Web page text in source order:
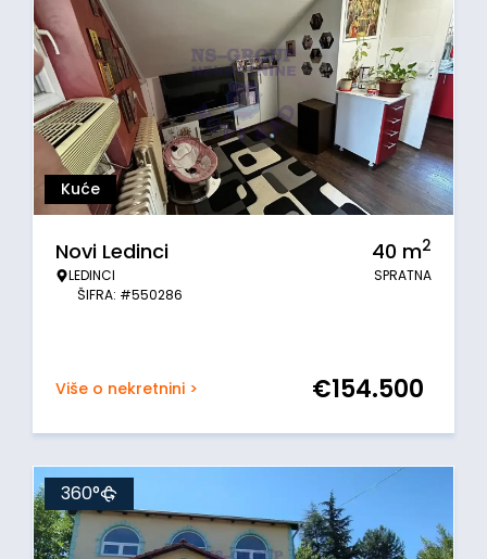
Kuće
Novi Ledinci
LEDINCI
ŠIFRA: #550286
40 m2
SPRATNA
Više o nekretnini > €154.500
360°